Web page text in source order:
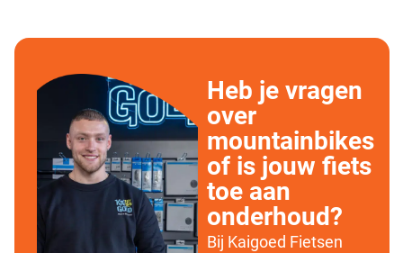
Heb je vragen
over
mountainbikes
of is jouw fiets
toe aan
onderhoud?
Bij Kaigoed Fietsen